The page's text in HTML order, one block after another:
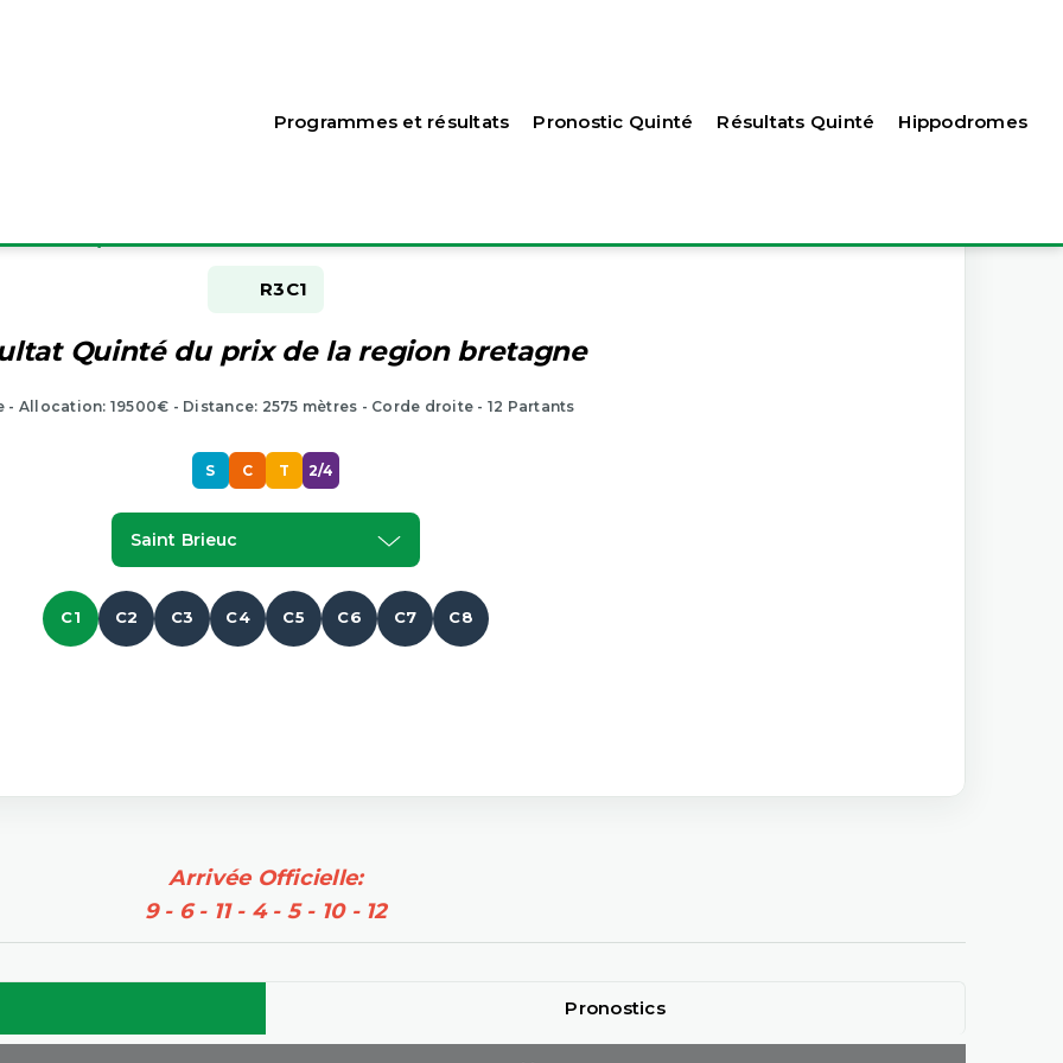
Programmes et résultats Pronostic Quinté Résultats Quinté Hippodromes
Depart à 11h50 - Saint brieuc - 21/03/2023
R3C1
Quinté du prix de la region bretagne
- Allocation: 19500€ - Distance: 2575 mètres - Corde droite - 12 Partants
S C T 2/4
Saint Brieuc
C1 C2 C3 C4 C5 C6 C7 C8
Arrivée Officielle:
9 - 6 - 11 - 4 - 5 - 10 - 12
Pronostics